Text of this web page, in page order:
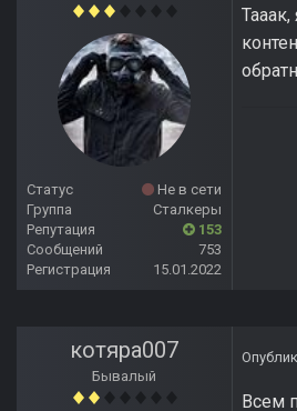
Статус
Не в сети
Группа
Сталкеры
Репутация
153
Сообщений
753
Регистрация
15.01.2022
котяра007
Бывалый
Всем